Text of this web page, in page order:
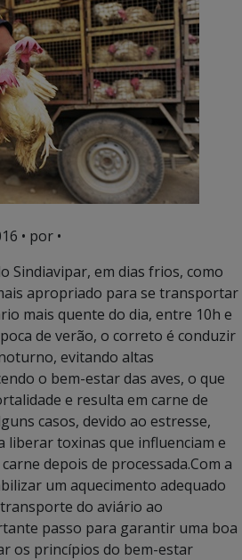
• por •
Sindiavipar, em dias frios, como
apropriado para se transportar
mais quente do dia, entre 10h e
de verão, o correto é conduzir
evitando altas
o bem-estar das aves, o que
e resulta em carne de
casos, devido ao estresse,
liberar toxinas que influenciam e
depois de processada.Com a
um aquecimento adequado
do aviário ao
passo para garantir uma boa
os princípios do bem-estar